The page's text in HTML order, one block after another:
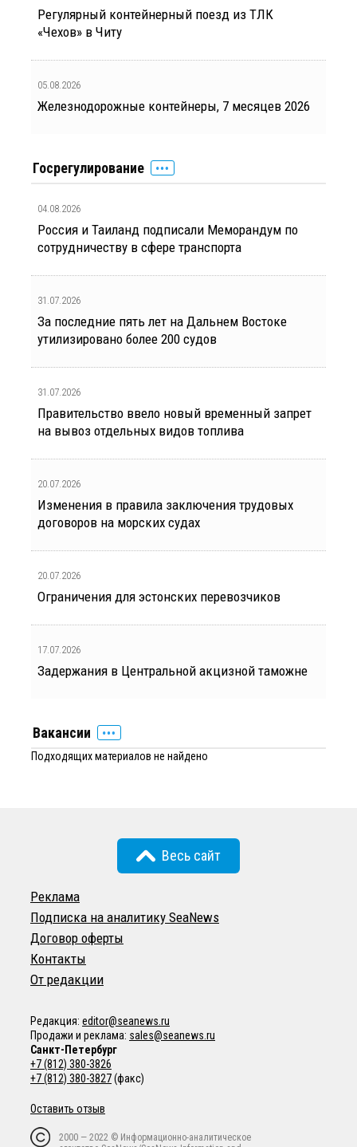
Регулярный контейнерный поезд из ТЛК
«Чехов» в Читу
05.08.2026
Железнодорожные контейнеры, 7 месяцев 2026
Госрегулирование
04.08.2026
Россия и Таиланд подписали Меморандум по
сотрудничеству в сфере транспорта
31.07.2026
За последние пять лет на Дальнем Востоке
утилизировано более 200 судов
31.07.2026
Правительство ввело новый временный запрет
на вывоз отдельных видов топлива
20.07.2026
Изменения в правила заключения трудовых
договоров на морских судах
20.07.2026
Ограничения для эстонских перевозчиков
17.07.2026
Задержания в Центральной акцизной таможне
Вакансии
Подходящих материалов не найдено
Весь сайт
Реклама
Подписка на аналитику SeaNews
Договор оферты
Контакты
От редакции
Редакция: editor@seanews.ru
Продажи и реклама: sales@seanews.ru
Санкт-Петербург
+7 (812) 380-3826
+7 (812) 380-3827(факс)
Оставить отзыв
2000 — 2022 © Информационно-аналитическое